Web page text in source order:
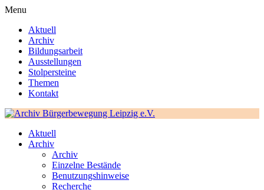
Menu
Aktuell
Archiv
Bildungsarbeit
Ausstellungen
Stolpersteine
Themen
Kontakt
Aktuell
Archiv
Archiv
Einzelne Bestände
Benutzungshinweise
Recherche